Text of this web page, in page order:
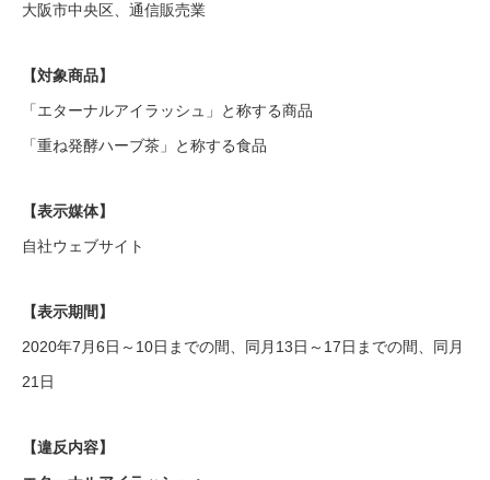
大阪市中央区、通信販売業
【対象商品】
「エターナルアイラッシュ」と称する商品
「重ね発酵ハーブ茶」と称する食品
【表示媒体】
自社ウェブサイト
【表示期間】
2020年7月6日～10日までの間、同月13日～17日までの間、同月
21日
【違反内容】